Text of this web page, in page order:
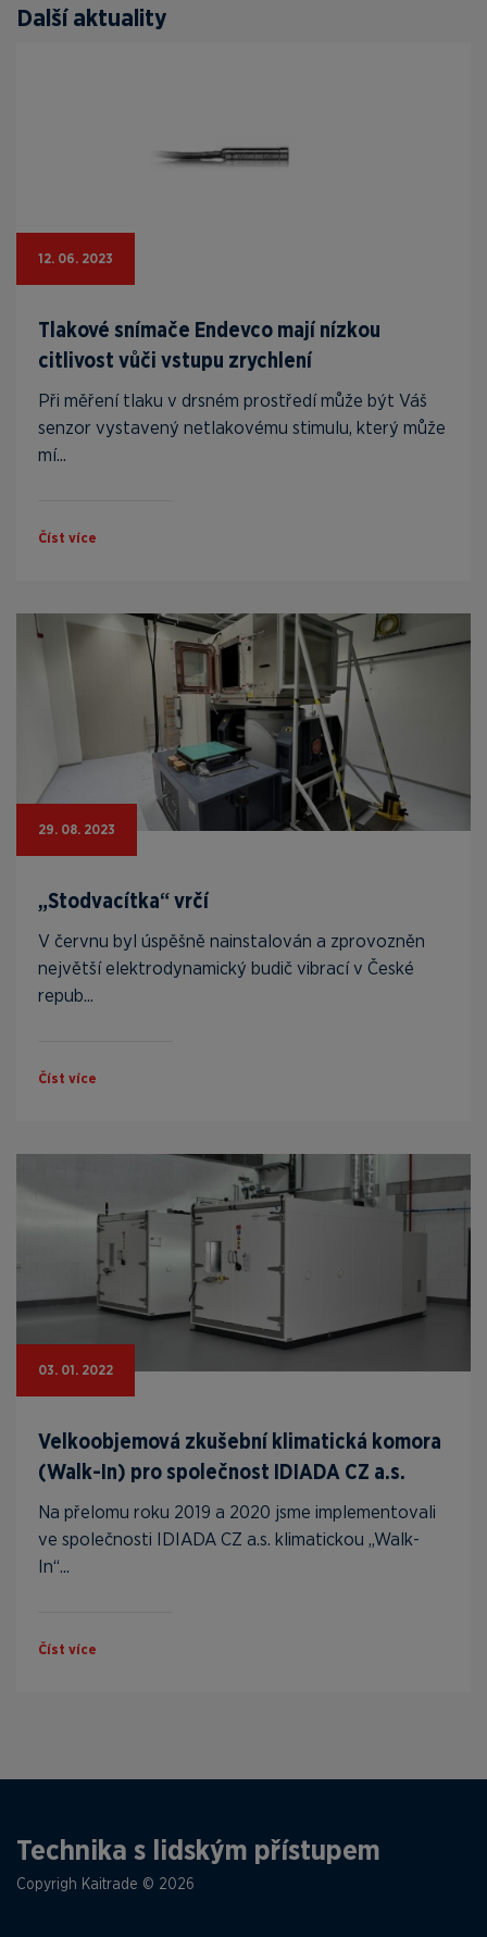
Další aktuality
12. 06. 2023
Tlakové snímače Endevco mají nízkou
citlivost vůči vstupu zrychlení
Při měření tlaku v drsném prostředí může být Váš
senzor vystavený netlakovému stimulu, který může
mí...
Číst více
29. 08. 2023
„Stodvacítka“ vrčí
V červnu byl úspěšně nainstalován a zprovozněn
největší elektrodynamický budič vibrací v České
repub...
Číst více
03. 01. 2022
Velkoobjemová zkušební klimatická komora
(Walk-In) pro společnost IDIADA CZ a.s.
Na přelomu roku 2019 a 2020 jsme implementovali
ve společnosti IDIADA CZ a.s. klimatickou „Walk-
In“...
Číst více
Technika s lidským přístupem
Copyrigh Kaitrade © 2026